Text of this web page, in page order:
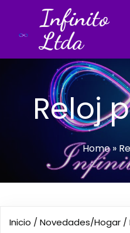
Infinito
Ltda
Reloj
Home»
Inicio /Novedades/Hogar /